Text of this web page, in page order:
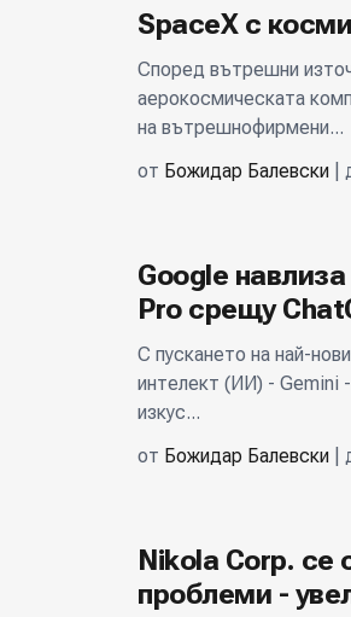
SpaceX с
Според вътрешни
аерокосмическата
на вътрешнофирмени...
от Божидар Балевски |
Google
Pro срещу
С пускането на най-
интелект (ИИ) - Gemini
изкус...
от Божидар Балевски |
Nikola Corp. се
проблеми -